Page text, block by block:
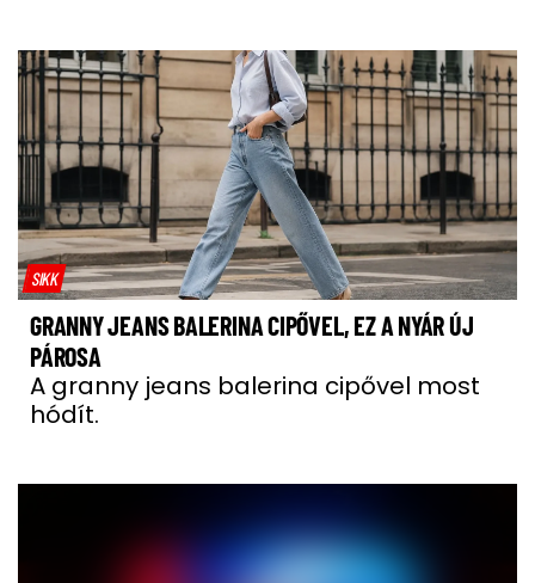
SIKK
GRANNY JEANS BALERINA CIPŐVEL, EZ A NYÁR ÚJ
PÁROSA
A granny jeans balerina cipővel most
hódít.